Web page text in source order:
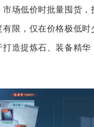
市场低价时批量囤货，
限，仅在价格极低时
打造提炼石、装备精华